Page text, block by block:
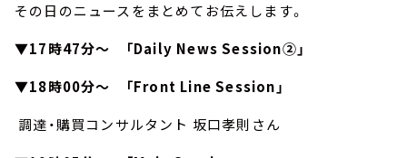
その日のニュースをまとめてお伝えします。
▼17時47分～ 「Daily News Session②」
▼18時00分～ 「Front Line Session」
調達・購買コンサルタント 坂口孝則さん